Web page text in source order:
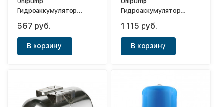
Гидроаккумулятор
(мембрана EPDM)
667 руб.
В корзину
Гидроаккумулятор
(мембрана EPDM)
1 115 руб.
В корзину